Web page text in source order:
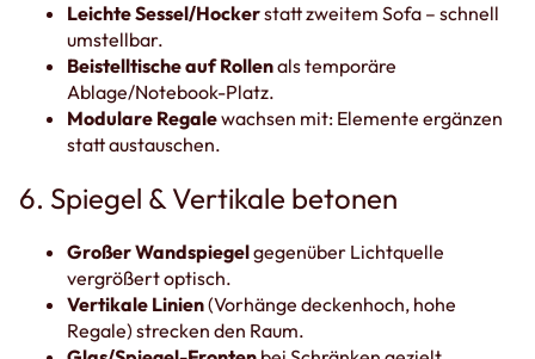
Leichte Sessel/Hockerstatt zweitem Sofa – schnell
umstellbar.
Beistelltische auf Rollenals temporäre
Ablage/Notebook-Platz.
Modulare Regalewachsen mit: Elemente ergänzen
statt austauschen.
6. Spiegel & Vertikale betonen
Großer Wandspiegelgegenüber Lichtquelle
vergrößert optisch.
Vertikale Linien(Vorhänge deckenhoch, hohe
Regale) strecken den Raum.